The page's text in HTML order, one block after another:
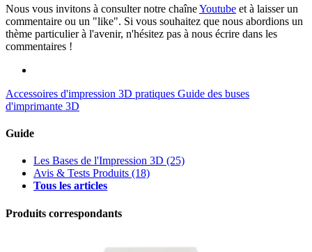
Nous vous invitons à consulter notre chaîneYoutube et à laisser un
commentaire ou un "like". Si vous souhaitez que nous abordions un
thème particulier à l'avenir, n'hésitez pas à nous écrire dans les
commentaires !
Accessoires d'impression 3D pratiques Guide des buses
d'imprimante 3D
Guide
Les Bases de l'Impression 3D (25)
Avis & Tests Produits (18)
Tous les articles
Produits correspondants